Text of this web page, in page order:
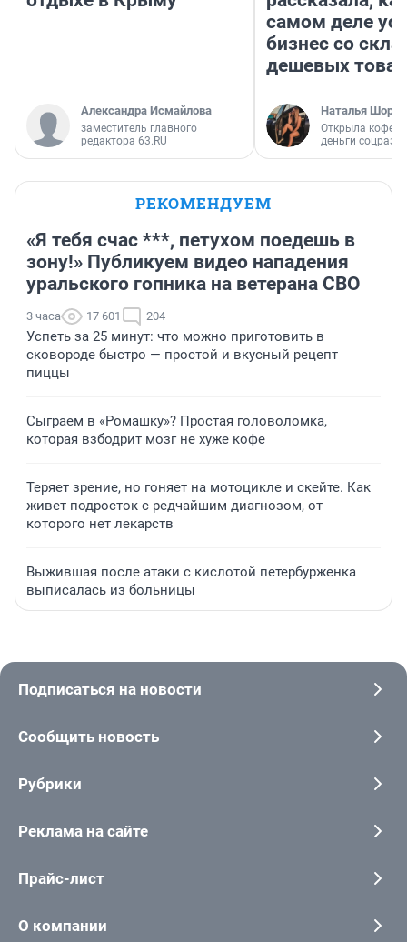
Александра Исмайлова
заместитель главного
редактора 63.RU
самом деле
бизнес со
дешевых
Наталья
Открыла
деньги
РЕКОМЕНДУЕМ
«Я тебя счас ***, петухом поедешь в
зону!» Публикуем видео нападения
уральского гопника на ветерана СВО
3 часа 17 601 204
Успеть за 25 минут: что можно приготовить в
сковороде быстро — простой и вкусный рецепт
пиццы
Сыграем в «Ромашку»? Простая головоломка,
которая взбодрит мозг не хуже кофе
Теряет зрение, но гоняет на мотоцикле и скейте. Как
живет подросток с редчайшим диагнозом, от
которого нет лекарств
Выжившая после атаки с кислотой петербурженка
выписалась из больницы
Подписаться на новости
Сообщить новость
Рубрики
Реклама на сайте
Прайс-лист
О компании